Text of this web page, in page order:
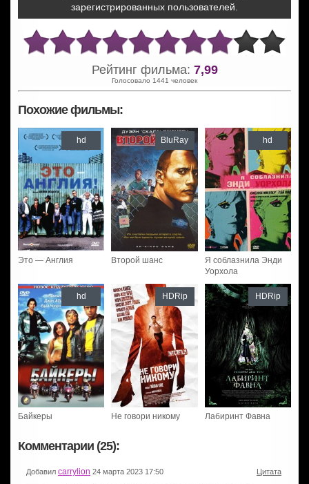
зарегистрированных пользователей.
Рейтинг фильма: 7,99
Голосовало 1441 человек
Похожие фильмы:
Это — Англия
hd
Второй шанс
BluRay
Я соблазнила Энди
Уорхола
hd
Байкеры
hd
Не говори никому
HDRip
Лабиринт Фавна
HDRip
Комментарии (25):
Добавил carrylion 24 марта 2023 17:50 Цитата